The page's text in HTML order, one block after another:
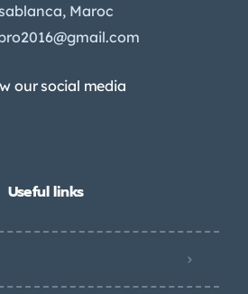
Maroc
our social media
Useful links